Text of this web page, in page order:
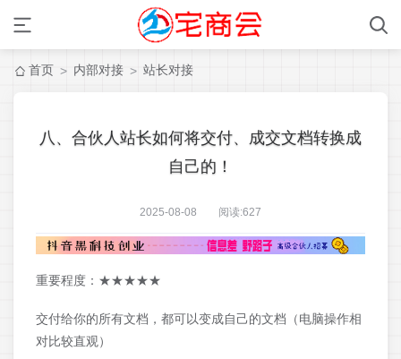
首页 > 内部对接 > 站长对接
八、合伙人站长如何将交付、成交文档转换成
自己的！
2025-08-08 阅读:627
重要程度：★★★★★
交付给你的所有文档，都可以变成自己的文档（电脑操作相
对比较直观）